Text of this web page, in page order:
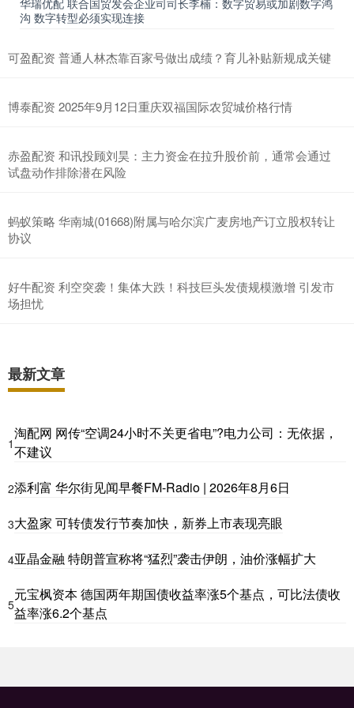
华瑞优配 联合国贸发会企业司司长李楠：数字贸易或加剧数字鸿
沟 数字转型必须实现连接
可盈配资 普通人林杰靠百家号做出成绩？育儿补贴新规成关键
博泰配资 2025年9月12日重庆双福国际农贸城价格行情
赤盈配资 和讯投顾刘昊：主力资金在拉升股价前，通常会通过
试盘动作排除潜在风险
蚂蚁策略 华南城(01668)附属与哈尔滨广麦房地产订立股权转让
协议
好牛配资 利空突袭！集体大跌！科技巨头发债规模激增 引发市
场担忧
最新文章
1
淘配网 网传“空调24小时不关更省电”?电力公司：无依据，
不建议
2添利富 华尔街见闻早餐FM-Radio | 2026年8月6日
3大盈家 可转债发行节奏加快，新券上市表现亮眼
4亚晶金融 特朗普宣称将“猛烈”袭击伊朗，油价涨幅扩大
5
元宝枫资本 德国两年期国债收益率涨5个基点，可比法债收
益率涨6.2个基点